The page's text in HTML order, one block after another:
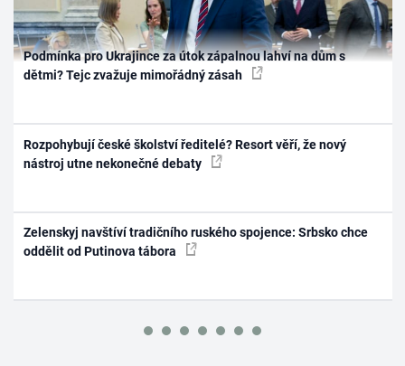
Podmínka pro Ukrajince za útok zápalnou lahví na dům s
dětmi? Tejc zvažuje mimořádný zásah
Rozpohybují české školství ředitelé? Resort věří, že nový
nástroj utne nekonečné debaty
Zelenskyj navštíví tradičního ruského spojence: Srbsko chce
oddělit od Putinova tábora